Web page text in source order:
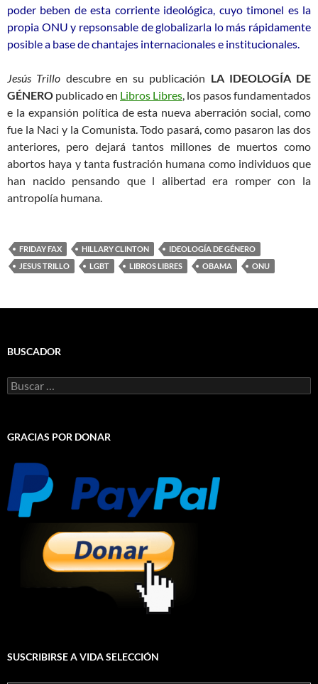
poder beben de esta corriente ideológica, cuyo timonel es la
propia ONU y repsonsable de globalizarla lo más rápidamente
posible a base de chantajes internacionales e institucionales.
Jesús Trillo descubre en su publicación LA IDEOLOGÍA DE
GÉNERO publicado en Libros Libres, los pasos fundamentados
e la expansión política de esta nueva aberración social, como
fue la Naci y la Comunista. Todo pasará, como pasaron las dos
anteriores, pero dejará tantos millones de muertos como
abortos haya y tanta fustración humana como individuos que
han nacido pensando que l alibertad era romper con la
antropolía humana.
FRIDAY FAX HILLARY CLINTON
IDEOLOGÍA DE GÉNERO
JESUS TRILLO
LGBT LIBROS LIBRES OBAMA ONU
BUSCADOR
Buscar:
GRACIAS POR DONAR
SUSCRIBIRSE A VIDA SELECCIÓN